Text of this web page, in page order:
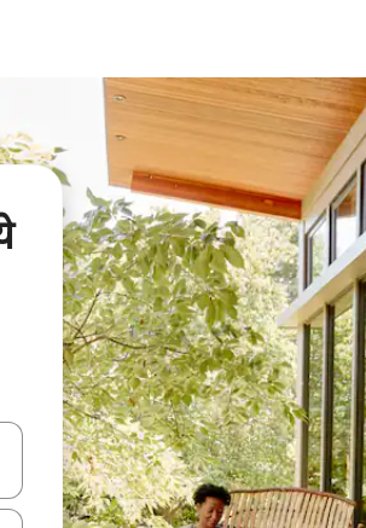
किजसह नेव्हिगेट करा किंवा स्पर्शाने स्वाइप जेश्चर्स